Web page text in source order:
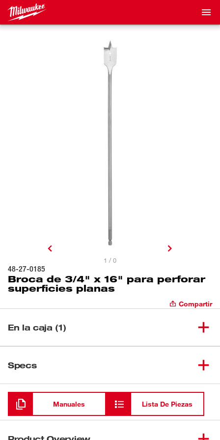
1 / 0
48-27-0185
Broca de 3/4" x 16" para perforar
superficies planas
Compartir
En la caja (1)
Specs
Cargando
Manuales Lista De Piezas